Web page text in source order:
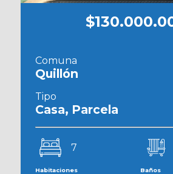
Comuna
Quillón
Tipo
Casa, Parcela
7
Habitaciones Baños